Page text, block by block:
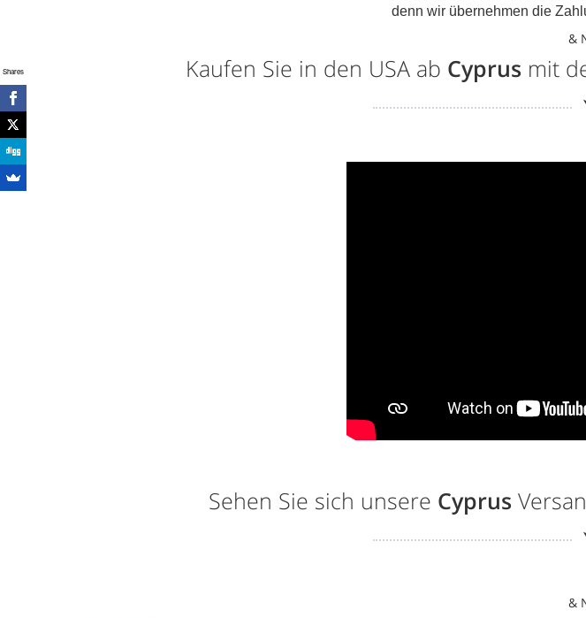
denn wir übernehmen die
&
Kaufen Sie in den USA ab Cyprus mit
Sehen Sie sich unsere Cyprus
&
Shares